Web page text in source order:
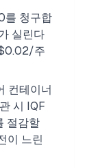
를 청구합
실린다
주
컨테이너
시 IQF
절감할
이 느린